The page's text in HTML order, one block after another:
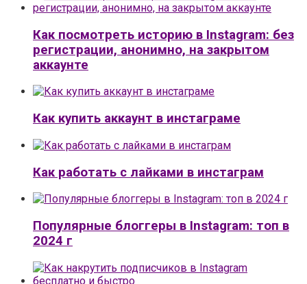
Как посмотреть историю в Instagram: без
регистрации, анонимно, на закрытом
аккаунте
Как купить аккаунт в инстаграме
Как работать с лайками в инстаграм
Популярные блоггеры в Instagram: топ в
2024 г